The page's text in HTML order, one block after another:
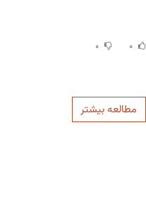
0
0
مطالعه بیشتر